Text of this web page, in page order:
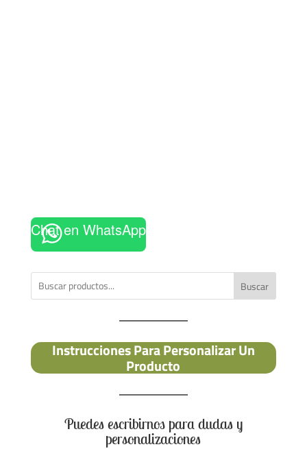
Chat en WhatsApp
Buscar
Instrucciones Para Personalizar Un
Producto
Puedes escribirnos para dudas y
personalizaciones